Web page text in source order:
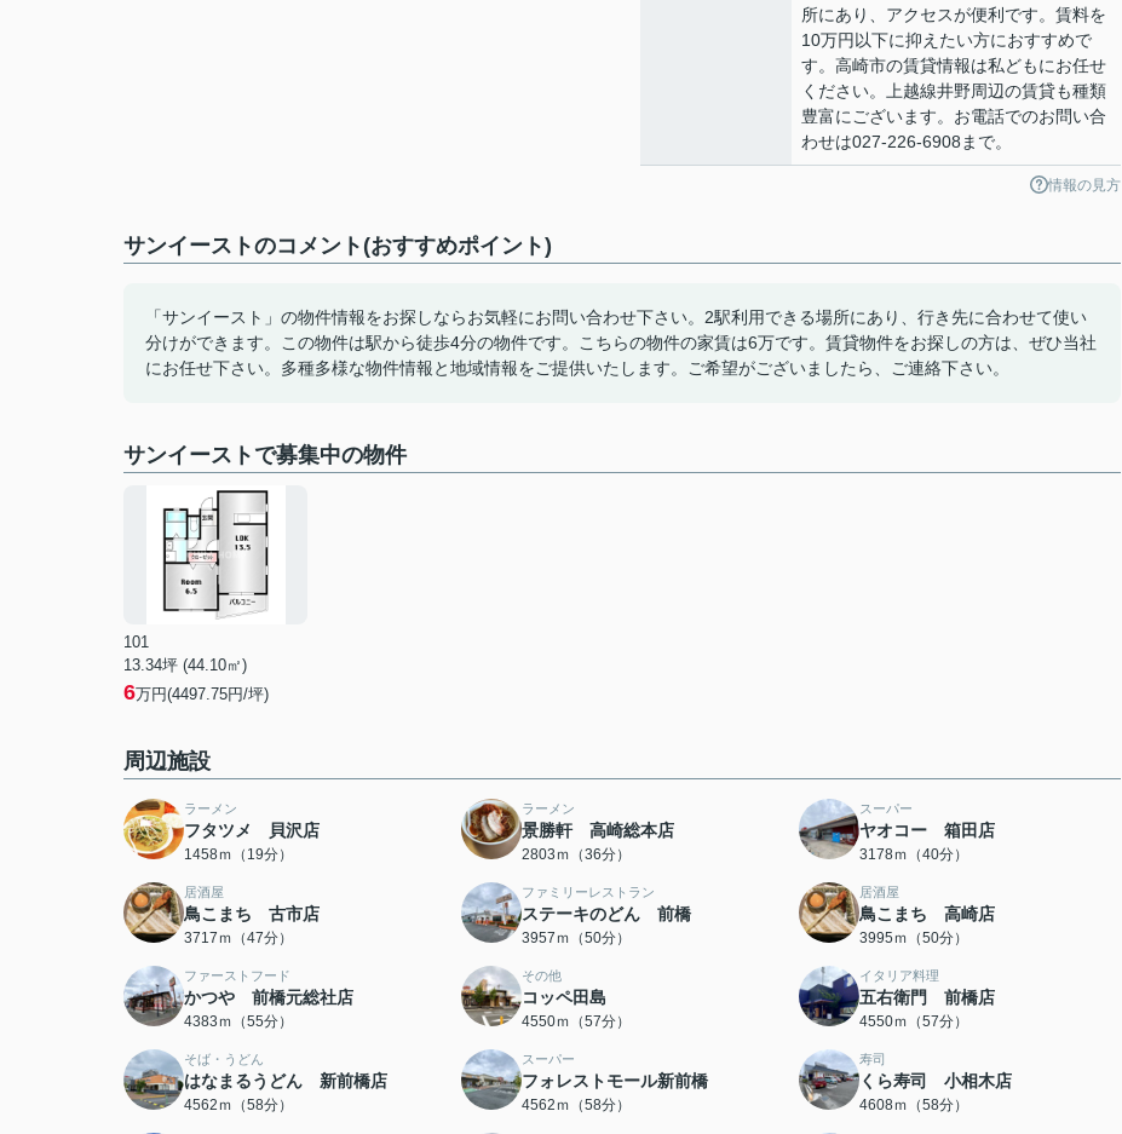
所にあり、アクセスが便利です。賃料を
10万円以下に抑えたい方におすすめで
す。高崎市の賃貸情報は私どもにお任せ
ください。上越線井野周辺の賃貸も種類
豊富にございます。お電話でのお問い合
わせは027-226-6908まで。
情報の見方
サンイーストのコメント(おすすめポイント)
「サンイースト」の物件情報をお探しならお気軽にお問い合わせ下さい。2駅利用できる場所にあり、行き先に合わせて使い
分けができます。この物件は駅から徒歩4分の物件です。こちらの物件の家賃は6万です。賃貸物件をお探しの方は、ぜひ当社
にお任せ下さい。多種多様な物件情報と地域情報をご提供いたします。ご希望がございましたら、ご連絡下さい。
サンイーストで募集中の物件
101
13.34坪 (44.10㎡)
6万円(4497.75円/坪)
周辺施設
ラーメン
フタツメ 貝沢店
1458ｍ（19分）
ラーメン
景勝軒 高崎総本店
2803ｍ（36分）
スーパー
ヤオコー 箱田店
3178ｍ（40分）
居酒屋
鳥こまち 古市店
3717ｍ（47分）
ファミリーレストラン
ステーキのどん 前橋
3957ｍ（50分）
居酒屋
鳥こまち 高崎店
3995ｍ（50分）
ファーストフード
かつや 前橋元総社店
4383ｍ（55分）
その他
コッペ田島
4550ｍ（57分）
イタリア料理
五右衛門 前橋店
4550ｍ（57分）
そば・うどん
はなまるうどん 新前橋店
4562ｍ（58分）
スーパー
フォレストモール新前橋
4562ｍ（58分）
寿司
くら寿司 小相木店
4608ｍ（58分）